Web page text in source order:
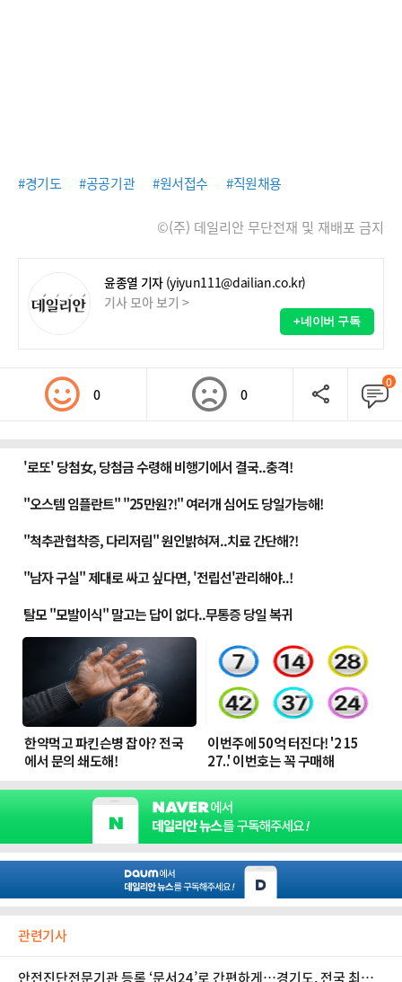
#경기도 #공공기관 #원서접수 #직원채용
©(주) 데일리안 무단전재 및 재배포 금지
윤종열 기자 (yiyun111@dailian.co.kr)
기사 모아 보기 >
+네이버 구독
0 0
0
관련기사
안전진단전문기관 등록 ‘문서24’로 간편하게…경기도, 전국 최초